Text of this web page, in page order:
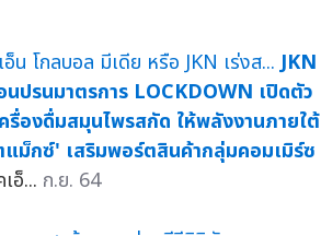
JKN
นปรนมาตรการ LOCKDOWN เปิดตัว
องดื่มสมุนไพรสกัด ให้พลังงานภายใต้
ม็กซ์' เสริมพอร์ตสินค้ากลุ่มคอมเมิร์ซ
อ็... ก.ย. 64